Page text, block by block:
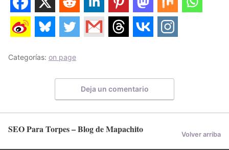
Categorías: on page
Deja un comentario
SEO Para Torpes – Blog de Mapachito Volver arriba